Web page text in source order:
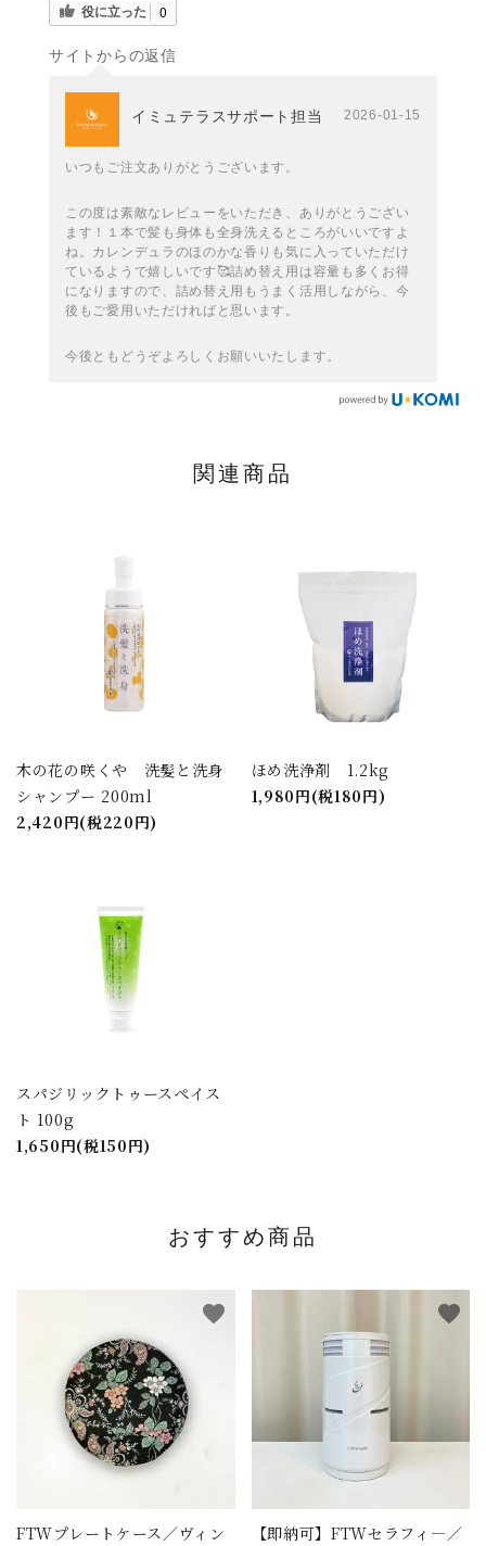
役に立った 0
サイトからの返信
イミュテラスサポート担当 2026-01-15
いつもご注文ありがとうございます。
この度は素敵なレビューをいただき、ありがとうござい
ます！１本で髪も身体も全身洗えるところがいいですよ
ね。カレンデュラのほのかな香りも気に入っていただけ
ているようで嬉しいです🥰詰め替え用は容量も多くお得
になりますので、詰め替え用もうまく活用しながら、今
後もご愛用いただければと思います。
今後ともどうぞよろしくお願いいたします。
関連商品
木の花の咲くや 洗髪と洗身
シャンプー 200ml
2,420円(税220円)
ほめ洗浄剤 1.2kg
1,980円(税180円)
スパジリックトゥースペイス
ト 100g
1,650円(税150円)
おすすめ商品
FTWプレートケース／ヴィン
favorite
【即納可】FTWセラフィ―／
favorite